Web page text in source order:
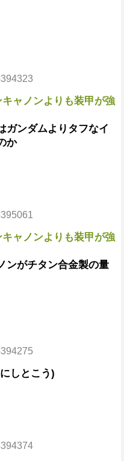
ャノンよりも装甲が強
ガンダムよりタフなイ
か
ャノンよりも装甲が強
ンがチタン合金製の量
しとこう)